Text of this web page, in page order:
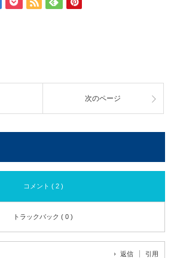
次のページ
コメント ( 2 )
トラックバック ( 0 )
返信 引用